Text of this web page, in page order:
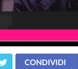
CONDIVIDI